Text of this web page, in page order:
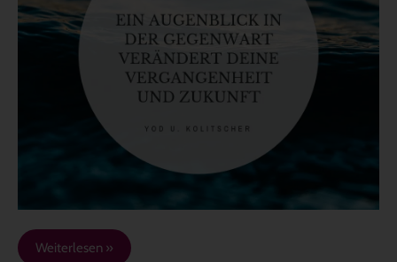
der
Gegenwart
Weiterlesen »